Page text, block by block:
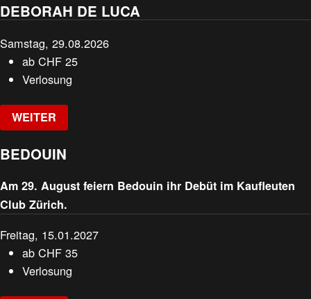
DEBORAH DE LUCA
Samstag, 29.08.2026
abCHF 25
Verlosung
WEITER
BEDOUIN
Am 29. August feiern Bedouin ihr Debüt im Kaufleuten
Club Zürich.
Freitag, 15.01.2027
abCHF 35
Verlosung